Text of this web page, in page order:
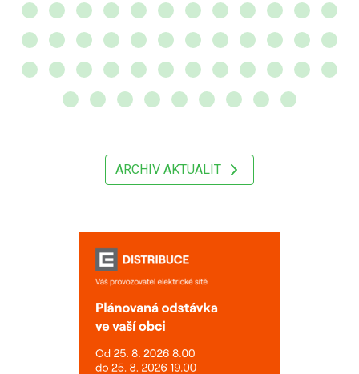
ARCHIV AKTUALIT